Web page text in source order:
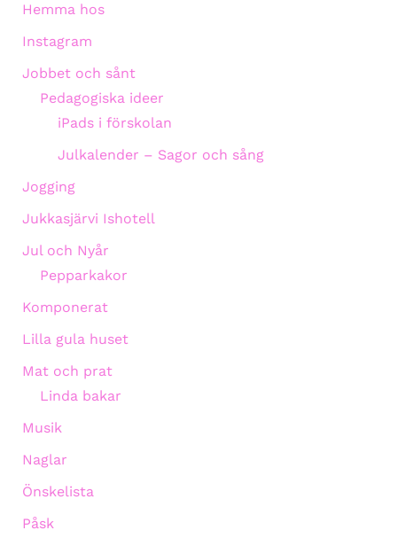
Hemma hos
Instagram
Jobbet och sånt
Pedagogiska ideer
iPads i förskolan
Julkalender – Sagor och sång
Jogging
Jukkasjärvi Ishotell
Jul och Nyår
Pepparkakor
Komponerat
Lilla gula huset
Mat och prat
Linda bakar
Musik
Naglar
Önskelista
Påsk